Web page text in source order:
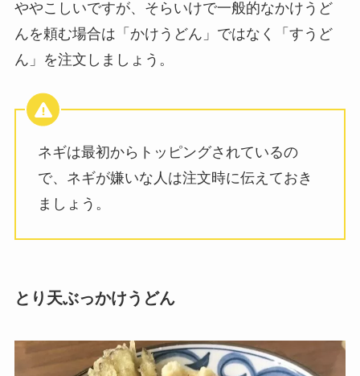
ややこしいですが、そらいけで一般的なかけうど
んを頼む場合は「かけうどん」ではなく「すうど
ん」を注文しましょう。
ネギは最初からトッピングされているの
で、ネギが嫌いな人は注文時に伝えておき
ましょう。
とり天ぶっかけうどん